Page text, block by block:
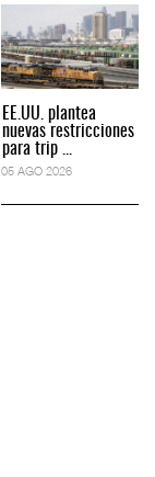
EE.UU. plantea
nuevas restricciones
para trip ...
05 AGO 2026